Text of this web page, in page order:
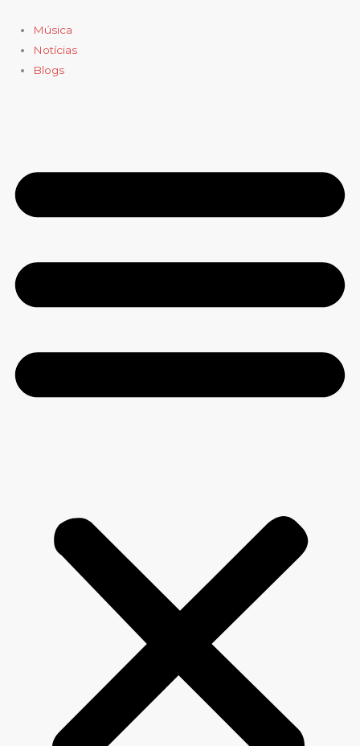
para
conteúdo
Música
Notícias
Blogs